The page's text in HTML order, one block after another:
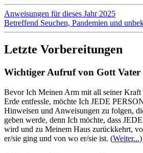
Anweisungen für dieses Jahr 2025
Betreffend Seuchen, Pandemien und
Letzte Vorbereitungen
Wichtiger Aufruf von Gott Vater
Bevor Ich Meinen Arm mit all seiner Kraft
Erde entfessle, möchte Ich JEDE
Hinweisen und Anweisungen zu folgen,
geben werde, denn Ich möchte, dass
wird und zu Meinem Haus zurückkehrt,
er/sie ging und von wo er/sie ist. (Weiter...)